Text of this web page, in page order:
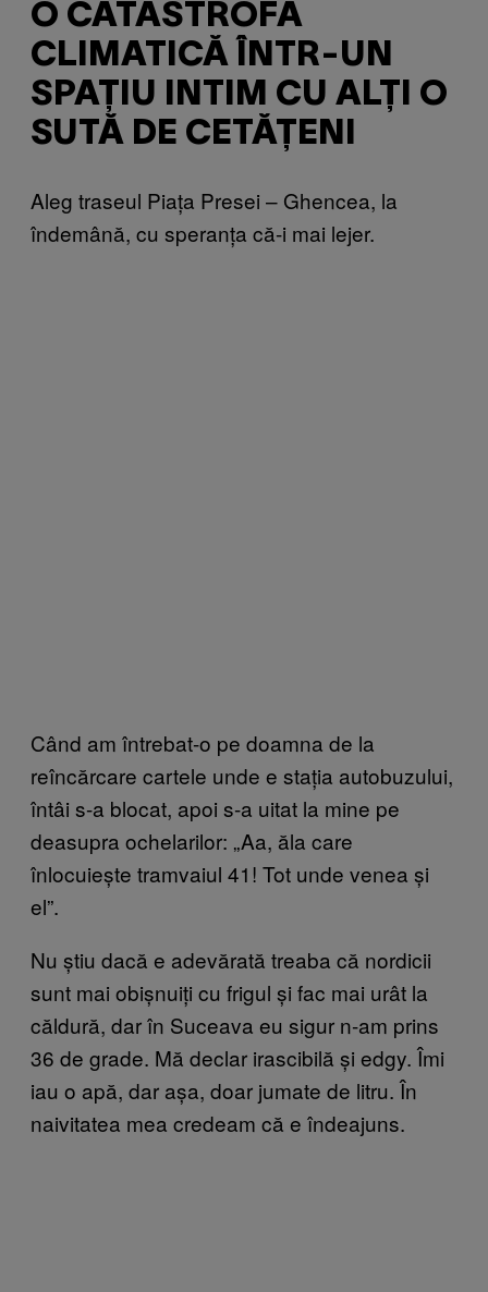
O CATASTROFĂ
CLIMATICĂ ÎNTR-UN
SPAȚIU INTIM CU ALȚI O
SUTĂ DE CETĂȚENI
Aleg traseul Piața Presei – Ghencea, la
îndemână, cu speranța că-i mai lejer.
Când am întrebat-o pe doamna de la
reîncărcare cartele unde e stația autobuzului,
întâi s-a blocat, apoi s-a uitat la mine pe
deasupra ochelarilor: „Aa, ăla care
înlocuiește tramvaiul 41! Tot unde venea și
el”.
Nu știu dacă e adevărată treaba că nordicii
sunt mai obișnuiți cu frigul și fac mai urât la
căldură, dar în Suceava eu sigur n-am prins
36 de grade. Mă declar irascibilă și edgy. Îmi
iau o apă, dar așa, doar jumate de litru. În
naivitatea mea credeam că e îndeajuns.